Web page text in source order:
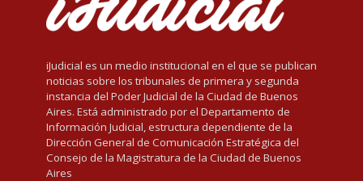
iJudicial es un medio institucional en el que se publican
noticias sobre los tribunales de primera y segunda
instancia del Poder Judicial de la Ciudad de Buenos
Aires. Está administrado por el Departamento de
Información Judicial, estructura dependiente de la
Dirección General de Comunicación Estratégica del
Consejo de la Magistratura de la Ciudad de Buenos
Aires